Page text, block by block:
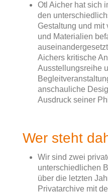
Otl Aicher hat sich
den
Gestaltung und mit
und Materialien
Aichers kritische
Ausstellungsreihe
anschauliche
Ausdruck seiner
Wer steht
Wir sind zwei
unterschiedlichen
über die letzten
Privatarchive mit